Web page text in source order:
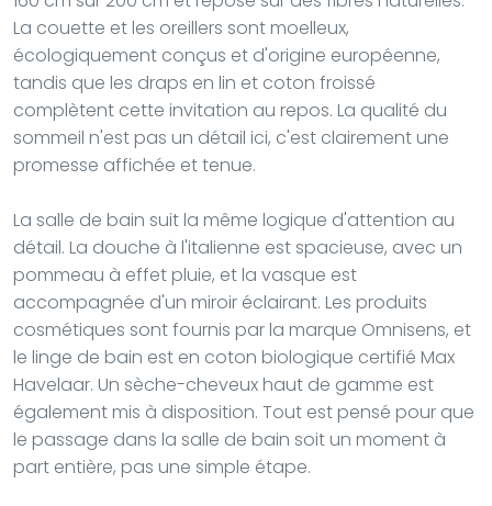
La couette et les oreillers sont moelleux,
écologiquement conçus et d'origine européenne,
tandis que les draps en lin et coton froissé
complètent cette invitation au repos. La qualité du
sommeil n'est pas un détail ici, c'est clairement une
promesse affichée et tenue.
La salle de bain suit la même logique d'attention au
détail. La douche à l'italienne est spacieuse, avec un
pommeau à effet pluie, et la vasque est
accompagnée d'un miroir éclairant. Les produits
cosmétiques sont fournis par la marque Omnisens, et
le linge de bain est en coton biologique certifié Max
Havelaar. Un sèche-cheveux haut de gamme est
également mis à disposition. Tout est pensé pour que
le passage dans la salle de bain soit un moment à
part entière, pas une simple étape.